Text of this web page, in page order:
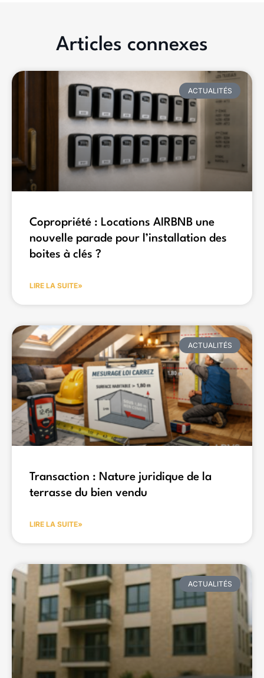
Articles connexes
ACTUALITÉS
Copropriété : Locations AIRBNB une
nouvelle parade pour l’installation des
boites à clés ?
LIRE LA SUITE»
ACTUALITÉS
Transaction : Nature juridique de la
terrasse du bien vendu
LIRE LA SUITE»
ACTUALITÉS